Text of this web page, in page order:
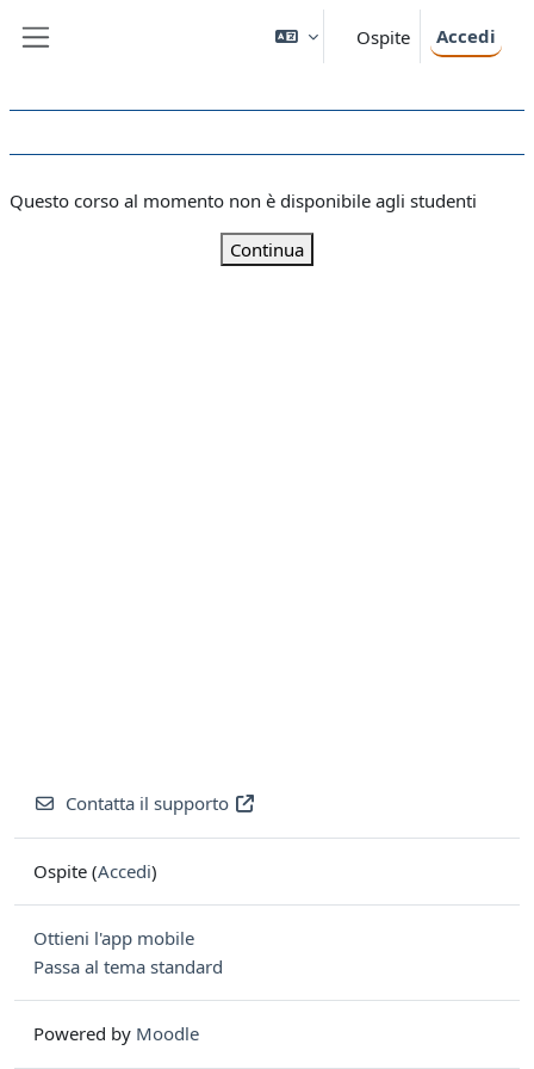
Ospite Accedi
Questo corso al momento non è disponibile agli studenti
Continua
Contatta il supporto
Ospite (Accedi)
Ottieni l'app mobile
Passa al tema standard
Powered by Moodle